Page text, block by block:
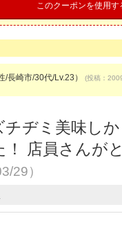
このクーポンを使用す
/長崎市/30代/Lv.23） (投稿：
チヂミ美味し
！ 店員さんが
29）